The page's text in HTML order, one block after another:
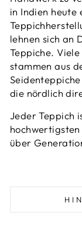
in Indien heute
lehnen sich an
Teppiche.
stammen aus
Seidenteppiche
die nördlich
Jeder Teppich
über